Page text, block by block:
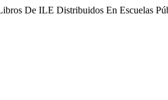
De ILE Distribuidos En Escuelas